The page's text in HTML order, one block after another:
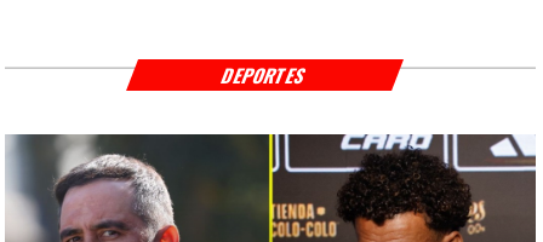
DEPORTES